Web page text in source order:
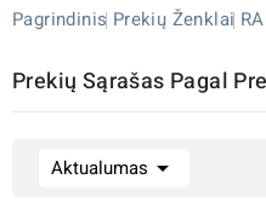
Pagrindinis Prekių Ženklai
Prekių Sąrašas Pagal
Aktualumas 